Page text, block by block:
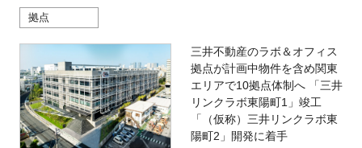
拠点
三井不動産のラボ＆オフィス
拠点が計画中物件を含め関東
エリアで10拠点体制へ 「三井
リンクラボ東陽町1」竣工
「（仮称）三井リンクラボ東
陽町2」開発に着手